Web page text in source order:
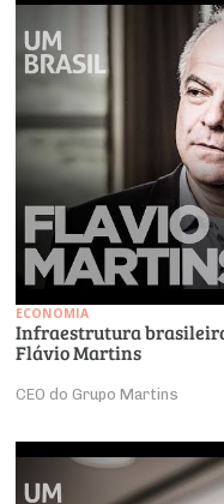
ECONOMIA
Infraestrutura brasileira
Flávio Martins
CEO do Grupo Martins